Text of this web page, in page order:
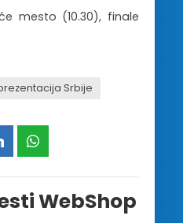
mesto (10.30), finale
Srbije
WebShop